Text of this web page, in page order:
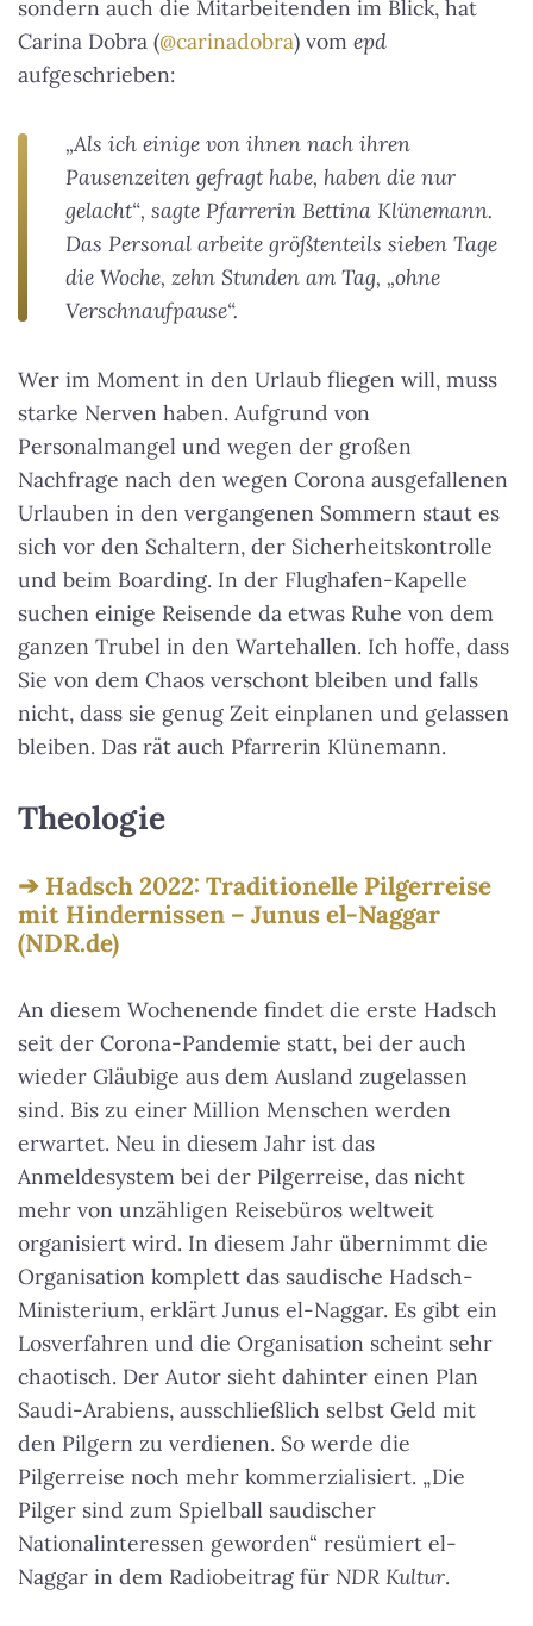
sondern auch die Mitarbeitenden im Blick, hat
Carina Dobra (@carinadobra) vom epd
aufgeschrieben:
„Als ich einige von ihnen nach ihren
Pausenzeiten gefragt habe, haben die nur
gelacht“, sagte Pfarrerin Bettina Klünemann.
Das Personal arbeite größtenteils sieben Tage
die Woche, zehn Stunden am Tag, „ohne
Verschnaufpause“.
Wer im Moment in den Urlaub fliegen will, muss
starke Nerven haben. Aufgrund von
Personalmangel und wegen der großen
Nachfrage nach den wegen Corona ausgefallenen
Urlauben in den vergangenen Sommern staut es
sich vor den Schaltern, der Sicherheitskontrolle
und beim Boarding. In der Flughafen-Kapelle
suchen einige Reisende da etwas Ruhe von dem
ganzen Trubel in den Wartehallen. Ich hoffe, dass
Sie von dem Chaos verschont bleiben und falls
nicht, dass sie genug Zeit einplanen und gelassen
bleiben. Das rät auch Pfarrerin Klünemann.
Theologie
Hadsch 2022: Traditionelle Pilgerreise
mit Hindernissen – Junus el-Naggar
(NDR.de)
An diesem Wochenende findet die erste Hadsch
seit der Corona-Pandemie statt, bei der auch
wieder Gläubige aus dem Ausland zugelassen
sind. Bis zu einer Million Menschen werden
erwartet. Neu in diesem Jahr ist das
Anmeldesystem bei der Pilgerreise, das nicht
mehr von unzähligen Reisebüros weltweit
organisiert wird. In diesem Jahr übernimmt die
Organisation komplett das saudische Hadsch-
Ministerium, erklärt Junus el-Naggar. Es gibt ein
Losverfahren und die Organisation scheint sehr
chaotisch. Der Autor sieht dahinter einen Plan
Saudi-Arabiens, ausschließlich selbst Geld mit
den Pilgern zu verdienen. So werde die
Pilgerreise noch mehr kommerzialisiert. „Die
Pilger sind zum Spielball saudischer
Nationalinteressen geworden“ resümiert el-
Naggar in dem Radiobeitrag für NDR Kultur.